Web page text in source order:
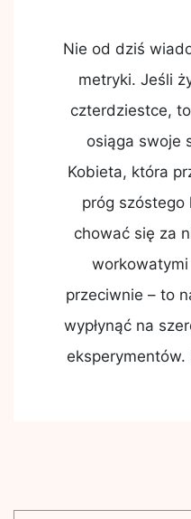
Nie od dziś
metryki. Jeśli
czterdziestce,
osiąga swoje
Kobieta, która
próg szóstego
chować się za
przeciwnie – to
wypłynąć na